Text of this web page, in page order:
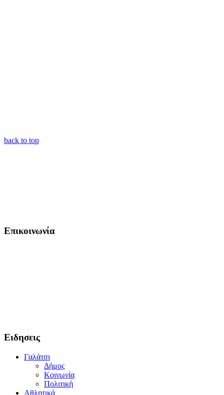
back to top
Επικοινωνία
Ειδησεις
Γαλάτσι
Δήμος
Κοινωνία
Πολιτική
Αθλητικά